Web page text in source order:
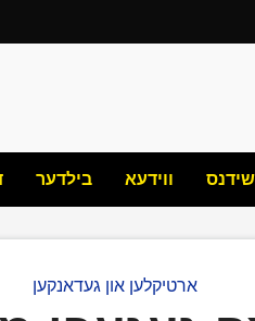
ווידעא בילדער
ארטיקלען און געדאנקען